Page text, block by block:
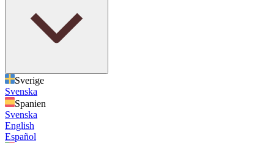
Sverige
Svenska
Spanien
Svenska
English
Español